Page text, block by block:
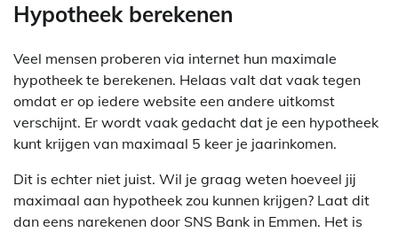
Hypotheek berekenen
Veel mensen proberen via internet hun maximale
hypotheek te berekenen. Helaas valt dat vaak tegen
omdat er op iedere website een andere uitkomst
verschijnt. Er wordt vaak gedacht dat je een hypotheek
kunt krijgen van maximaal 5 keer je jaarinkomen.
Dit is echter niet juist. Wil je graag weten hoeveel jij
maximaal aan hypotheek zou kunnen krijgen? Laat dit
dan eens narekenen door SNS Bank in Emmen. Het is